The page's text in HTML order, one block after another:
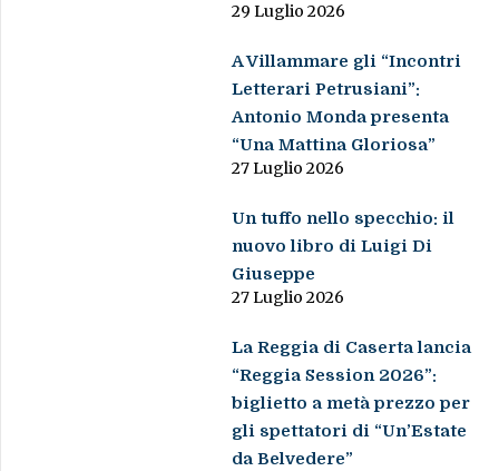
29 Luglio 2026
A Villammare gli “Incontri
Letterari Petrusiani”:
Antonio Monda presenta
“Una Mattina Gloriosa”
27 Luglio 2026
Un tuffo nello specchio: il
nuovo libro di Luigi Di
Giuseppe
27 Luglio 2026
La Reggia di Caserta lancia
“Reggia Session 2026”:
biglietto a metà prezzo per
gli spettatori di “Un’Estate
da Belvedere”